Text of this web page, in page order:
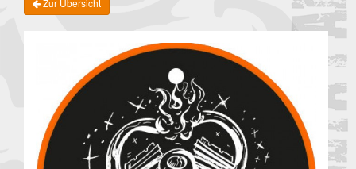
Zur Übersicht